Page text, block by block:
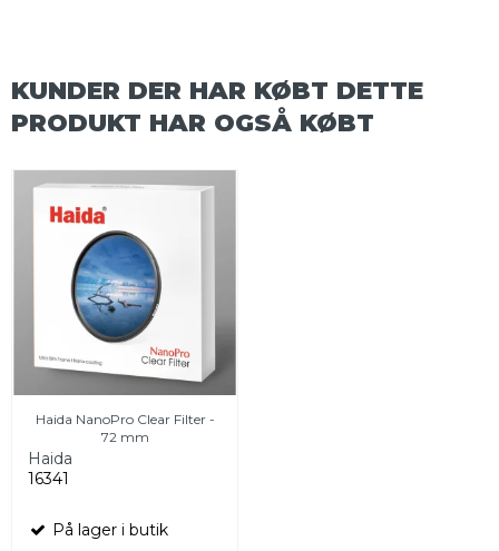
KUNDER DER HAR KØBT DETTE
PRODUKT HAR OGSÅ KØBT
Haida NanoPro Clear Filter -
72 mm
Haida
16341
På lager i butik